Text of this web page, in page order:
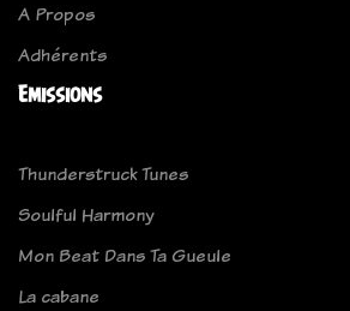
A Propos
Adhérents
Emissions
Thunderstruck Tunes
Soulful Harmony
Mon Beat Dans Ta Gueule
La cabane